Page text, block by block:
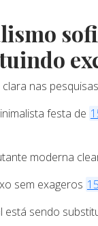
nas
festa de
moderna
sem exageros
está sendo